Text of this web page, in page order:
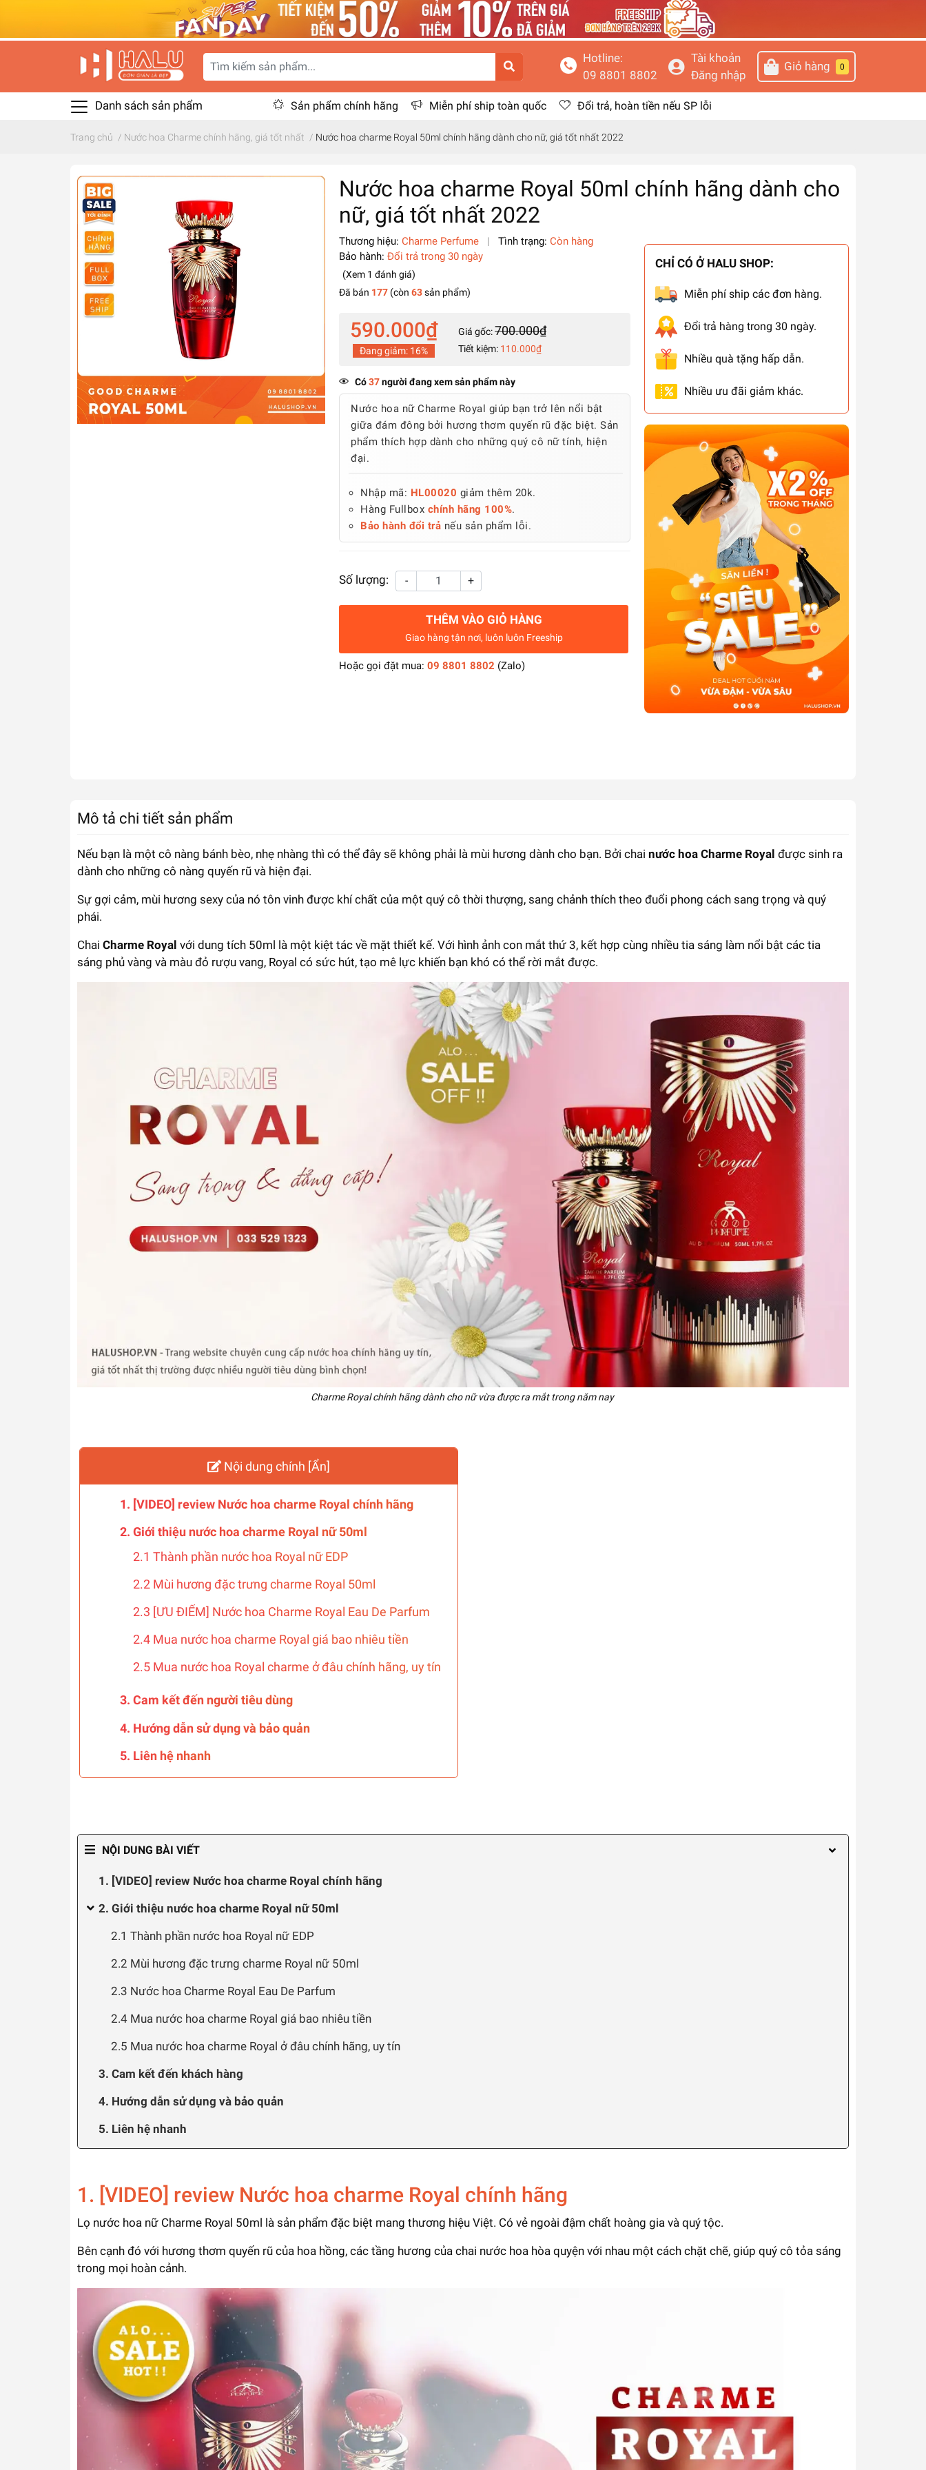
Hotline:
09 8801 8802
Tài khoản
Đăng nhập
Giỏ hàng 0
Danh sách sản phẩm Sản phẩm chính hãng Miễn phí ship toàn quốc Đổi trả, hoàn tiền nếu SP lỗi
Trang chủ / Nước hoa Charme chính hãng, giá tốt nhất / Nước hoa charme Royal 50ml chính hãng dành cho nữ, giá tốt nhất 2022
Nước hoa charme Royal 50ml chính hãng dành cho
nữ, giá tốt nhất 2022
Thương hiệu: Charme Perfume | Tình trạng: Còn hàng
Bảo hành: Đổi trả trong 30 ngày
(Xem 1 đánh giá)
Đã bán 177 (còn 63sản phẩm)
590.000₫
Đang giảm: 16%
Giá gốc:700.000₫
Tiết kiệm: 110.000₫
Có37người đang xem sản phẩm này
Nước hoa nữ Charme Royal giúp bạn trở lên nổi bật
giữa đám đông bởi hương thơm quyến rũ đặc biệt. Sản
phẩm thích hợp dành cho những quý cô nữ tính, hiện
đại.
Nhập mã: HL00020 giảm thêm 20k.
Hàng Fullbox chính hãng 100%.
Bảo hành đổi trả nếu sản phẩm lỗi.
Số lượng: - +
THÊM VÀO GIỎ HÀNG
Giao hàng tận nơi, luôn luôn Freeship
Hoặc gọi đặt mua: 09 8801 8802 (Zalo)
CHỈ CÓ Ở HALU SHOP:
Miễn phí ship các đơn hàng.
Đổi trả hàng trong 30 ngày.
Nhiều quà tặng hấp dẫn.
Nhiều ưu đãi giảm khác.
Mô tả chi tiết sản phẩm
Nếu bạn là một cô nàng bánh bèo, nhẹ nhàng thì có thể đây sẽ không phải là mùi hương dành cho bạn. Bởi chai nước hoa Charme Royal được sinh ra
dành cho những cô nàng quyến rũ và hiện đại.
Sự gợi cảm, mùi hương sexy của nó tôn vinh được khí chất của một quý cô thời thượng, sang chảnh thích theo đuổi phong cách sang trọng và quý
phái.
Chai Charme Royal với dung tích 50ml là một kiệt tác về mặt thiết kế. Với hình ảnh con mắt thứ 3, kết hợp cùng nhiều tia sáng làm nổi bật các tia
sáng phủ vàng và màu đỏ rượu vang, Royal có sức hút, tạo mê lực khiến bạn khó có thể rời mắt được.
Charme Royal chính hãng dành cho nữ vừa được ra mắt trong năm nay
Nội dung chính [Ẩn]
1. [VIDEO] review Nước hoa charme Royal chính hãng
2. Giới thiệu nước hoa charme Royal nữ 50ml
2.1 Thành phần nước hoa Royal nữ EDP
2.2 Mùi hương đặc trưng charme Royal 50ml
2.3 [ƯU ĐIỂM] Nước hoa Charme Royal Eau De Parfum
2.4 Mua nước hoa charme Royal giá bao nhiêu tiền
2.5 Mua nước hoa Royal charme ở đâu chính hãng, uy tín
3. Cam kết đến người tiêu dùng
4. Hướng dẫn sử dụng và bảo quản
5. Liên hệ nhanh
NỘI DUNG BÀI VIẾT
1. [VIDEO] review Nước hoa charme Royal chính hãng
2. Giới thiệu nước hoa charme Royal nữ 50ml
2.1 Thành phần nước hoa Royal nữ EDP
2.2 Mùi hương đặc trưng charme Royal nữ 50ml
2.3 Nước hoa Charme Royal Eau De Parfum
2.4 Mua nước hoa charme Royal giá bao nhiêu tiền
2.5 Mua nước hoa charme Royal ở đâu chính hãng, uy tín
3. Cam kết đến khách hàng
4. Hướng dẫn sử dụng và bảo quản
5. Liên hệ nhanh
1. [VIDEO] review Nước hoa charme Royal chính hãng
Lọ nước hoa nữ Charme Royal 50ml là sản phẩm đặc biệt mang thương hiệu Việt. Có vẻ ngoài đậm chất hoàng gia và quý tộc.
Bên cạnh đó với hương thơm quyến rũ của hoa hồng, các tầng hương của chai nước hoa hòa quyện với nhau một cách chặt chẽ, giúp quý cô tỏa sáng
trong mọi hoàn cảnh.